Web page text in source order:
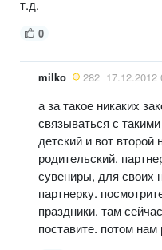
т.д.
0
milko 282 17.12.2012
а за такое никаких
связываться с
детский и вот
родительский.
сувениры, для своих
партнерку.
праздники. там
поставите. потом